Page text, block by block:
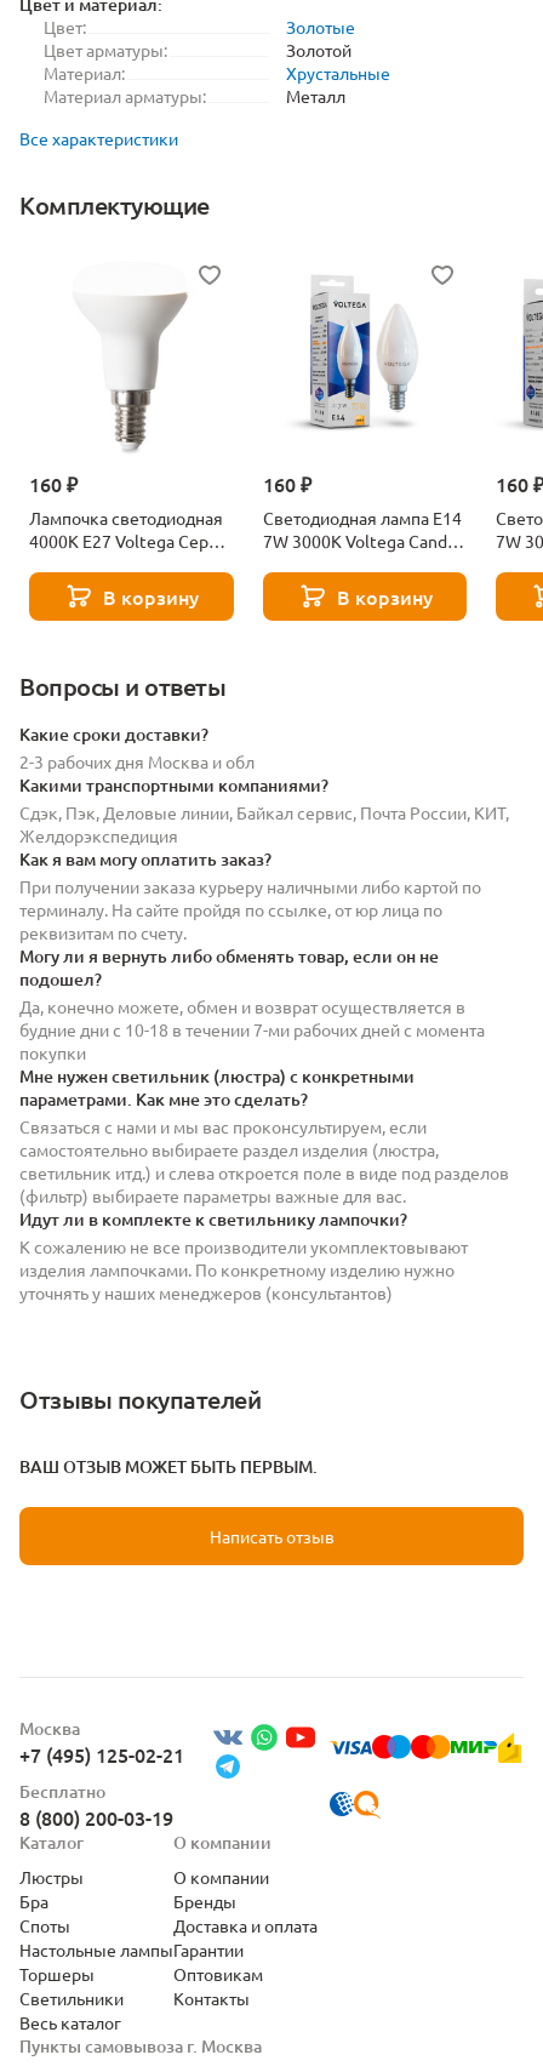
Цвет:
Золотые
Цвет арматуры:
Золотой
Материал:
Хрустальные
Материал арматуры:
Металл
Все характеристики
Комплектующие
160 ₽
Лампочка светодиодная
4000К Е27 Voltega Серия
В корзину
160 ₽
Светодиодная лампа E14
7W 3000K Voltega Candle
В корзину
160
7W
Вопросы и ответы
Какие сроки доставки?
2-3 рабочих дня Москва и обл
Какими транспортными компаниями?
Сдэк, Пэк, Деловые линии, Байкал сервис, Почта России, КИТ,
Желдорэкспедиция
Как я вам могу оплатить заказ?
При получении заказа курьеру наличными либо картой по
терминалу. На сайте пройдя по ссылке, от юр лица по
реквизитам по счету.
Могу ли я вернуть либо обменять товар, если он не
подошел?
Да, конечно можете, обмен и возврат осуществляется в
будние дни с 10-18 в течении 7-ми рабочих дней с момента
покупки
Мне нужен светильник (люстра) с конкретными
параметрами. Как мне это сделать?
Связаться с нами и мы вас проконсультируем, если
самостоятельно выбираете раздел изделия (люстра,
светильник итд.) и слева откроется поле в виде под разделов
(фильтр) выбираете параметры важные для вас.
Идут ли в комплекте к светильнику лампочки?
К сожалению не все производители укомплектовывают
изделия лампочками. По конкретному изделию нужно
уточнять у наших менеджеров (консультантов)
Отзывы покупателей
ВАШ ОТЗЫВ МОЖЕТ БЫТЬ ПЕРВЫМ.
Написать отзыв
Москва
+7 (495) 125-02-21
Бесплатно
8 (800) 200-03-19
Пункты самовывоза г. Москва
Каталог
Люстры
Бра
Споты
Настольные лампы
Торшеры
Светильники
Весь каталог
О компании
О компании
Бренды
Доставка и оплата
Гарантии
Оптовикам
Контакты